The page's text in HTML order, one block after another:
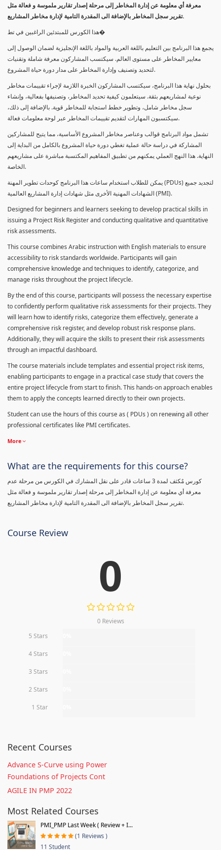
معرفة أي معلومة عن إدارة المخاطر إلى مرحلة إصدار تقارير ملموسة و فعالة مثل
تقرير سجل المخاطر بالإضافة الى المقدرة التامية لإدارة مخاطر المشاريع.
هذا الكورس للمبتدئين الراغبين في تط�
يجمع هذا البرنامج بين التعليم باللغة العربية والمواد باللغة الإنجليزية لضمان الوصول إلى
معايير المخاطر على مستوى العالم. سيكتسب المشاركون معرفة شاملة وتقنيات
لتحديد وتصنيف وإدارة المخاطر على مدار دورة حياة المشروع.
بحلول نهاية هذا البرنامج، سيكتسب المشاركون الخبرة اللازمة لإجراء تقييمات مخاطر
نوعية لمشاريعهم بثقة. سيتعلمون كيفية تحديد المخاطر، وتصنيفها بفعالية، وإنشاء
سجل مخاطر شامل، وتطوير خطط استجابة للمخاطر قوية. بالإضافة إلى ذلك،
سيكتسبون المهارات لتقديم تقييمات المخاطر عبر لوحة معلومات فعالة.
تشمل مواد البرنامج قوالب وعناصر مخاطر المشروع الأساسية، مما يتيح للمشاركين
المشاركة في دراسة حالة عملية تغطي دورة حياة المشروع بالكامل من البداية إلى
النهاية. هذا النهج العملي يمكنهم من تطبيق المفاهيم المكتسبة مباشرة على مشاريعهم
الخاصة.
يمكن للطلاب استخدام ساعات هذا البرنامج كوحدات تطوير المهنة (PDUs) لتجديد جميع
الشهادات المهنية الأخرى مثل شهادات إدارة المشاريع العالمية (PMI).
Designed for beginners and learners seeking to develop practical skills in
issuing a Project Risk Register and conducting qualitative and quantitative
risk assessments.
This course combines Arabic instruction with English materials to ensure
accessibility to risk standards worldwide. Participants will gain
comprehensive knowledge and techniques to identify, categorize, and
manage risks throughout the project lifecycle.
By the end of this course, participants will possess the necessary expertise
to confidently perform qualitative risk assessments for their projects. They
will learn how to identify risks, categorize them effectively, generate a
comprehensive risk register, and develop robust risk response plans.
Additionally, they will acquire the skills to present their risk assessments
through an impactful dashboard.
The course materials include templates and essential project risk items,
enabling participants to engage in a practical case study that covers the
entire project lifecycle from start to finish. This hands-on approach enables
them to apply the concepts learned directly to their own projects.
Student can use the hours of this course as ( PDUs ) on renewing all other
professional certificates like PMI certificates.
More
What are the requirements for this course?
كورس مٌكثف لمدة 3 ساعات قادر على نقل المشارك في الكورس من مرحلة عدم
معرفة أي معلومة عن إدارة المخاطر إلى مرحلة إصدار تقارير ملموسة و فعالة مثل
تقرير سجل المخاطر بالإضافة الى المقدرة التامية لإدارة مخاطر المشاريع.
Course Review
0
0 Reviews
5 Stars
4 Stars
3 Stars
2 Stars
1 Star
Recent Courses
Advance S-Curve using Power
Foundations of Projects Cont
AGILE IN PMP 2022
Most Related Courses
PMI_PMP Last Week ( Review + I...
(1 Reviews )
11 Student